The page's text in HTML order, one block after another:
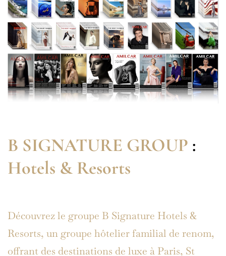
B SIGNATURE GROUP :
Hotels & Resorts
Découvrez le groupe B Signature Hotels &
Resorts, un groupe hôtelier familial de renom,
offrant des destinations de luxe à Paris, St